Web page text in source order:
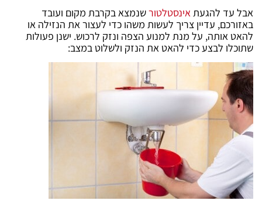
אבל עד להגעתאינסטלטורשנמצא בקרבת מקום ועובד
באזורכם, עדיין צריך לעשות משהו כדי לעצור את הנזילה או
להאט אותה, על מנת למנוע הצפה ונזק לרכוש. ישנן פעולות
שתוכלו לבצע כדי להאט את הנזק ולשלוט במצב: